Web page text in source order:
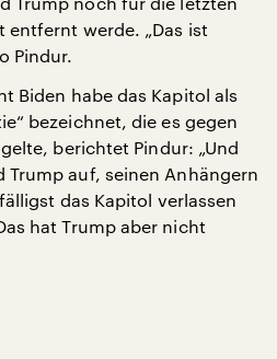
entfernt werde. „Das ist
Pindur.
Biden habe das Kapitol als
bezeichnet, die es gegen
berichtet Pindur: „Und
auf, seinen Anhängern
das Kapitol verlassen
hat Trump aber nicht